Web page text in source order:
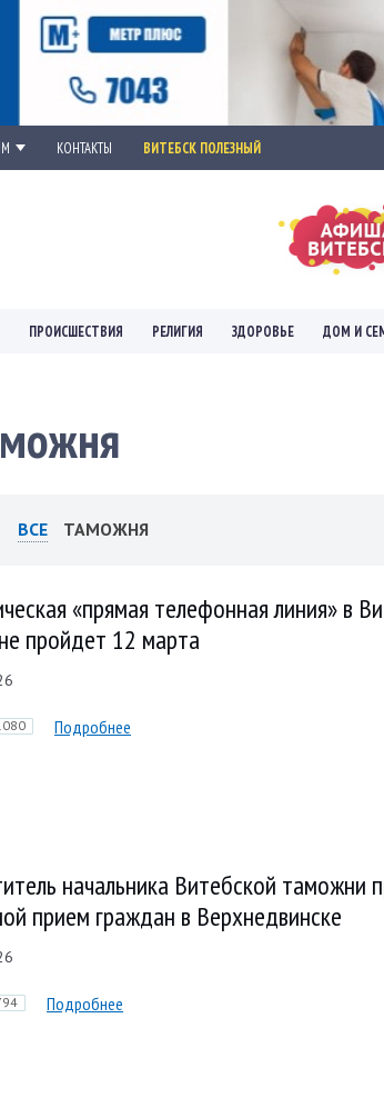
КОНТАКТЫ ВИТЕБСК ПОЛЕЗНЫЙ
ПРОИСШЕСТВИЯ РЕЛИГИЯ ЗДОРОВЬЕ ДОМ И
ВСЕ ТАМОЖНЯ
«прямая телефонная линия» в
пройдет 12 марта
Подробнее
начальника Витебской таможни
прием граждан в Верхнедвинске
Подробнее